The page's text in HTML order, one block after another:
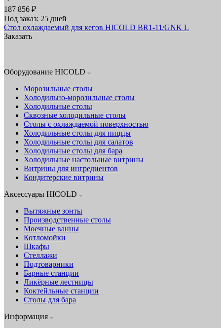
187 856 ₽
Под заказ: 25 дней
Стол охлаждаемый для кегов HICOLD BR1-11/GNK L
Заказать
Оборудование HICOLD
Морозильные столы
Холодильно-морозильные столы
Холодильные столы
Сквозные холодильные столы
Столы с охлаждаемой поверхностью
Холодильные столы для пиццы
Холодильные столы для салатов
Холодильные столы для бара
Холодильные настольные витрины
Витрины для ингредиентов
Кондитерские витрины
Аксессуары HICOLD
Вытяжные зонты
Производственные столы
Моечные ванны
Котломойки
Шкафы
Стеллажи
Подтоварники
Барные станции
Ликёрные лестницы
Коктейльные станции
Столы для бара
Информация